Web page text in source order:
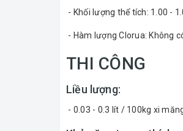
- Khối lượng thể tích: 1.00 -
- Hàm lượng Clorua: Không
THI CÔNG
Liều lượng:
- 0.03 - 0.3 lít / 100kg xi